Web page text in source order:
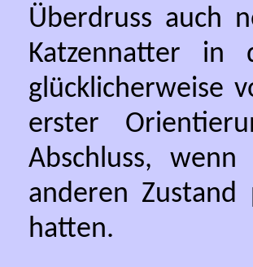
Überdruss auch
Katzennatter in
glücklicherweise
erster
Abschluss,
anderen
hatten.